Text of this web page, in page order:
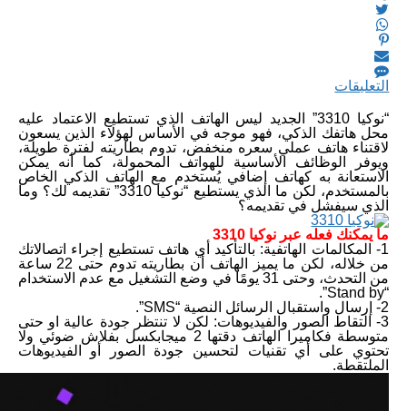
التعليقات
“نوكيا 3310” الجديد ليس الهاتف الذي تستطيع الاعتماد عليه
محل هاتفك الذكي، فهو موجه في الأساس لهؤلاء الذين يسعون
لاقتناء هاتف عملي سعره منخفض، تدوم بطاريته لفترة طويلة،
ويوفر الوظائف الأساسية للهواتف المحمولة، كما أنه يمكن
الاستعانة به كهاتف إضافي يُستخدم مع الهاتف الذكي الخاص
بالمستخدم، لكن ما الذي يستطيع “نوكيا 3310” تقديمه لك؟ وما
الذي سيفشل في تقديمه؟
ما يمكنك فعله عبر نوكيا 3310
1- المكالمات الهاتفية: بالتأكيد أي هاتف تستطيع إجراء اتصالاتك
من خلاله، لكن ما يميز الهاتف أن بطاريته تدوم حتى 22 ساعة
من التحدث، وحتى 31 يومًا في وضع التشغيل مع عدم الاستخدام
“Stand by”.
2- إرسال واستقبال الرسائل النصية “SMS”.
3- التقاط الصور والفيديوهات: لكن لا تنتظر جودة عالية او حتى
متوسطة فكاميرا الهاتف دقتها 2 ميجابكسل بفلاش ضوئي ولا
تحتوي على أي تقنيات لتحسين جودة الصور أو الفيديوهات
الملتقطة.